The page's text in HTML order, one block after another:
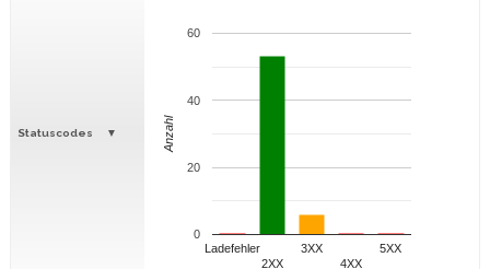
Statuscodes
Ladefehler
2XX
3XX
4XX
5XX
0
20
40
60
Anzahl